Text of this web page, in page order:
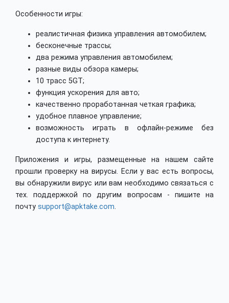
Особенности игры:
реалистичная физика управления автомобилем;
бесконечные трассы;
два режима управления автомобилем;
разные виды обзора камеры;
10 трасс 5GT;
функция ускорения для авто;
качественно проработанная четкая графика;
удобное плавное управление;
возможность играть в офлайн-режиме без
доступа к интернету.
Приложения и игры, размещенные на нашем сайте
прошли проверку на вирусы. Если у вас есть вопросы,
вы обнаружили вирус или вам необходимо связаться с
тех. поддержкой по другим вопросам - пишите на
почту support@apktake.com.